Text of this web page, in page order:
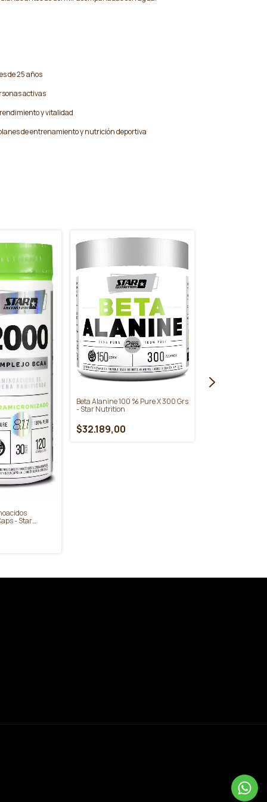
de 25 años
activas
y vitalidad
de entrenamiento y nutrición deportiva
- Star
Beta Alanine 100 % Pure X 300 Grs
- Star Nutrition
$32.189,00